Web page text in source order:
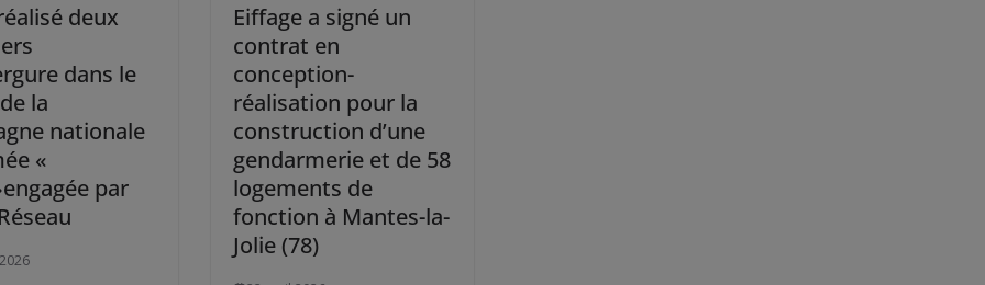
deux
dans le
la
nationale
«
par
Eiffage a signé un
contrat en
conception-
réalisation pour la
construction d’une
gendarmerie et de 58
logements de
fonction à Mantes-la-
Jolie (78)